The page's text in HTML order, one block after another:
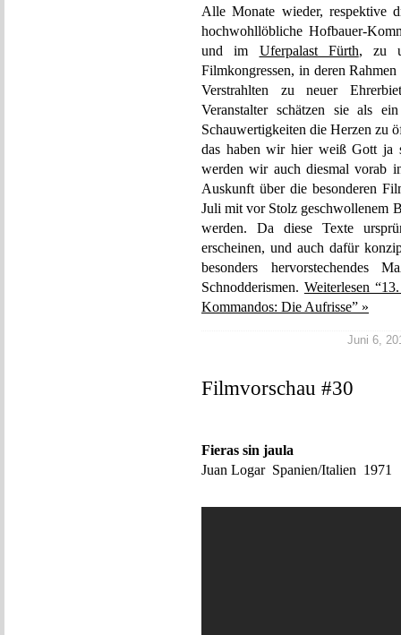
Alle Monate wieder, respektive
hochwohllöbliche Hofbauer-
und im Uferpalast Fürth, zu
Filmkongressen, in deren
Verstrahlten zu neuer
Veranstalter schätzen sie als
Schauwertigkeiten die Herzen zu
das haben wir hier weiß Gott ja
werden wir auch diesmal vorab
Auskunft über die besonderen
Juli mit vor Stolz geschwollenem
werden. Da diese Texte
erscheinen, und auch dafür
besonders hervorstechendes
Schnodderismen. Weiterlesen
Kommandos: Die Aufrisse” »
Juni 6,
Filmvorschau #30
Fieras sin jaula
Juan Logar Spanien/Italien 1971